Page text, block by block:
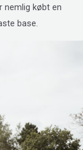
nemlig købt en
base.